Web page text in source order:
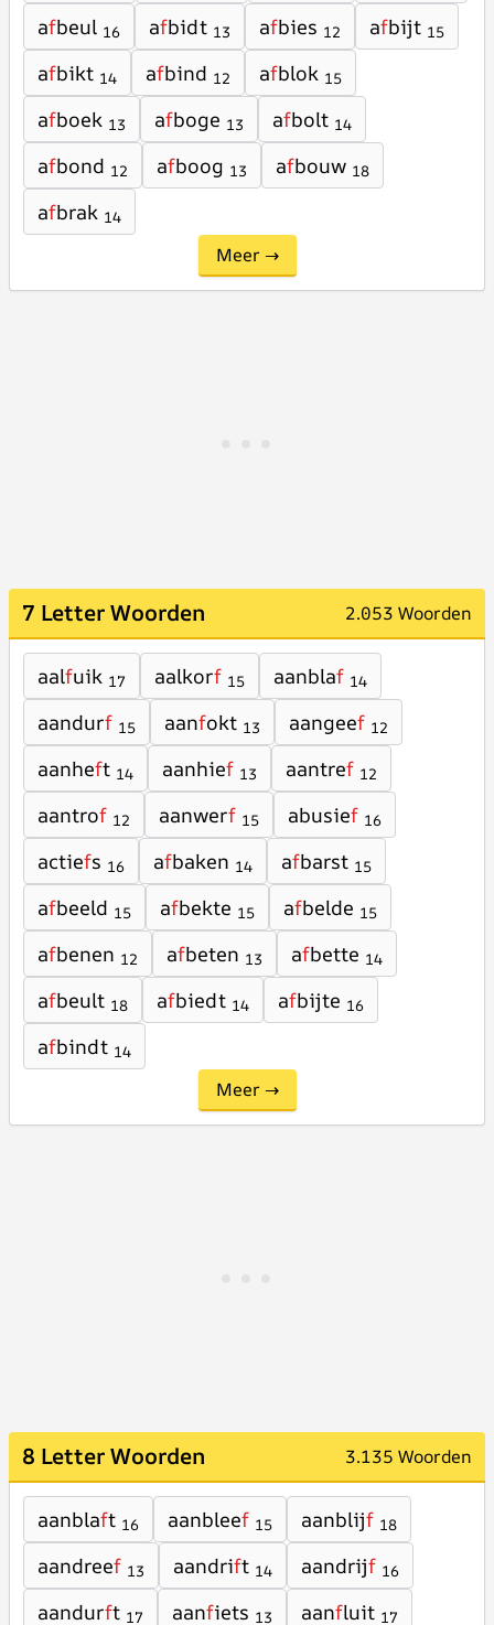
afbeul 16 afbidt 13 afbies 12 afbijt 15
afbikt 14 afbind 12 afblok 15
afboek 13 afboge 13 afbolt 14
afbond 12 afboog 13 afbouw 18
afbrak 14
Meer →
7 Letter Woorden 2.053 Woorden
aalfuik 17 aalkorf 15 aanblaf 14
aandurf 15 aanfokt 13 aangeef 12
aanheft 14 aanhief 13 aantref 12
aantrof 12 aanwerf 15 abusief 16
actiefs 16 afbaken 14 afbarst 15
afbeeld 15 afbekte 15 afbelde 15
afbenen 12 afbeten 13 afbette 14
afbeult 18 afbiedt 14 afbijte 16
afbindt 14
Meer →
8 Letter Woorden 3.135 Woorden
aanblaft 16 aanbleef 15 aanblijf 18
aandreef 13 aandrift 14 aandrijf 16
aandurft 17 aanfiets 13 aanfluit 17